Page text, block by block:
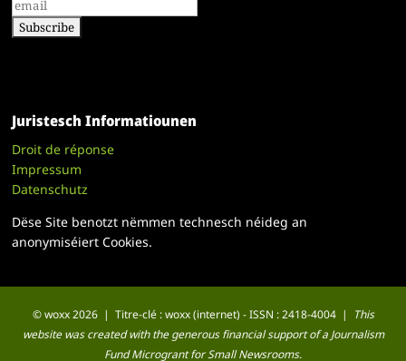
Juristesch Informatiounen
Droit de réponse
Impressum
Datenschutz
Dëse Site benotzt nëmmen technesch néideg an
anonymiséiert Cookies.
© woxx 2026 | Titre-clé : woxx (internet) - ISSN : 2418-4004 |
This
website was created with the generous financial support of a Journalism
Fund Microgrant for Small Newsrooms.